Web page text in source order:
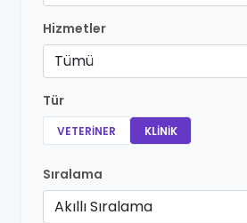
Hizmetler
Tümü
Tür
VETERINER KLINIK
Sıralama
Akıllı Sıralama